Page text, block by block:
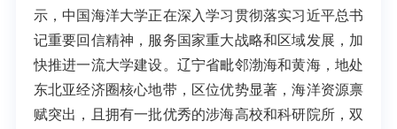
示，中国海洋大学正在深入学习贯彻落实习近平总书
记重要回信精神，服务国家重大战略和区域发展，加
快推进一流大学建设。辽宁省毗邻渤海和黄海，地处
东北亚经济圈核心地带，区位优势显著，海洋资源禀
赋突出，且拥有一批优秀的涉海高校和科研院所，双